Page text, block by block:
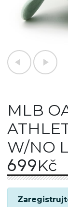
MLB
W/NO
699Kč